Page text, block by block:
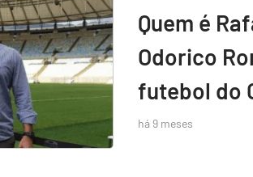
Quem é
Odorico
futebol do
há 9 meses